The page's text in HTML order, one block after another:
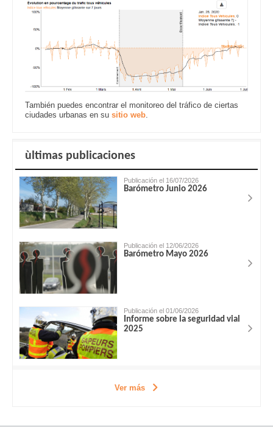
También puedes encontrar el monitoreo del tráfico de ciertas
ciudades urbanas en su sitio web.
ùltimas publicaciones
Publicación el 16/07/2026
Barómetro Junio 2026
Publicación el 12/06/2026
Barómetro Mayo 2026
Publicación el 01/06/2026
Informe sobre la seguridad vial
2025
Ver más